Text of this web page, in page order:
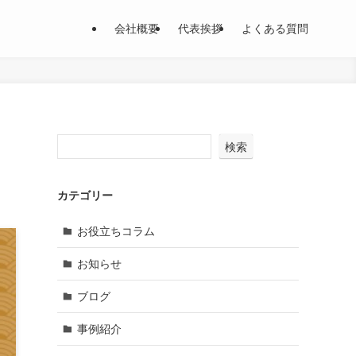
会社概要 代表挨拶 よくある質問
検索
カテゴリー
お役立ちコラム
お知らせ
ブログ
事例紹介